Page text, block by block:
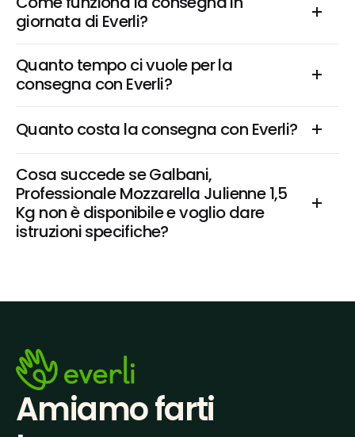
giornata di Everli?
Quanto tempo ci vuole per la
consegna con Everli?
Quanto costa la consegna con Everli?
Cosa succede se Galbani,
Professionale Mozzarella Julienne 1,5
Kg non è disponibile e voglio dare
istruzioni specifiche?
Amiamo farti